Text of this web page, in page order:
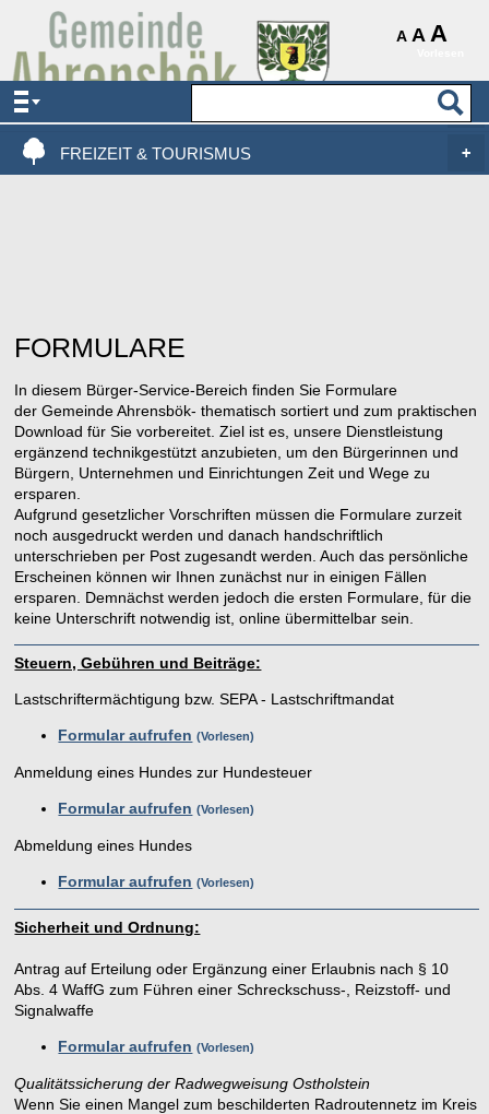
A A A
AKTUELLES & SERVICE
VERWALTUNG & POLITIK
FREIZEIT & TOURISMUS
FORMULARE
In diesem Bürger-Service-Bereich finden Sie Formulare
der Gemeinde Ahrensbök- thematisch sortiert und zum praktischen
Download für Sie vorbereitet. Ziel ist es, unsere Dienstleistung
ergänzend technikgestützt anzubieten, um den Bürgerinnen und
Bürgern, Unternehmen und Einrichtungen Zeit und Wege zu
ersparen.
Aufgrund gesetzlicher Vorschriften müssen die Formulare zurzeit
noch ausgedruckt werden und danach handschriftlich
unterschrieben per Post zugesandt werden. Auch das persönliche
Erscheinen können wir Ihnen zunächst nur in einigen Fällen
ersparen. Demnächst werden jedoch die ersten Formulare, für die
keine Unterschrift notwendig ist, online übermittelbar sein.
Steuern, Gebühren und Beiträge:
Lastschriftermächtigung bzw. SEPA - Lastschriftmandat
Formular aufrufen Vorlesen
Anmeldung eines Hundes zur Hundesteuer
Formular aufrufen Vorlesen
Abmeldung eines Hundes
Formular aufrufen Vorlesen
Sicherheit und Ordnung:
Antrag auf Erteilung oder Ergänzung einer Erlaubnis nach § 10
Abs. 4 WaffG zum Führen einer Schreckschuss-, Reizstoff- und
Signalwaffe
Formular aufrufen Vorlesen
Qualitätssicherung der Radwegweisung Ostholstein
Wenn Sie einen Mangel zum beschilderten Radroutennetz im Kreis